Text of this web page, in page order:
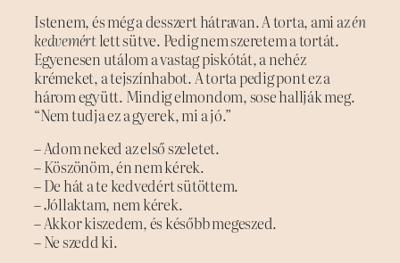
Istenem, és még a desszert hátravan. A torta, ami azén
kedvemértlett sütve. Pedig nem szeretem a tortát.
Egyenesen utálom a vastag piskótát, a nehéz
krémeket, a tejszínhabot. A torta pedig pont ez a
három együtt. Mindig elmondom, sose hallják meg.
“Nem tudja ez a gyerek, mi a jó.”
– Adom neked az első szeletet.
– Köszönöm, én nem kérek.
– De hát a te kedvedért sütöttem.
– Jóllaktam, nem kérek.
– Akkor kiszedem, és később megeszed.
– Ne szedd ki.